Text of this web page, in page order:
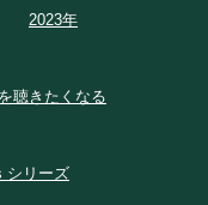
2023年
聴きたくなる
シリーズ